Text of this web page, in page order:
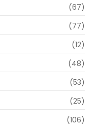
(67)
(77)
(12)
(48)
(53)
(25)
(106)